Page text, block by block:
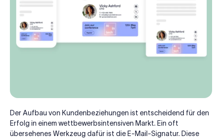
Der Aufbau von Kundenbeziehungen ist entscheidend für den
Erfolg in einem wettbewerbsintensiven Markt. Ein oft
übersehenes Werkzeug dafür ist die E-Mail-Signatur. Diese